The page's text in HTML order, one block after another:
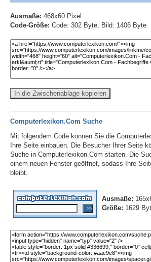
Ausmaße: 468x60 Pixel
Code-Größe: Code: 302 Byte, Bild: 1406 Byte
In die Zwischenablage kopieren
Computerlexikon.Com Suche
Mit folgendem Code können Sie die
Ihre Seite einbauen. Die Besucher Ihrer Seite
Suche in Computerlexikon.Com starten. Die
einem neuen Fenster geöffnet, sodass Ihre
bleibt.
Ausmaße:
Größe: 1629